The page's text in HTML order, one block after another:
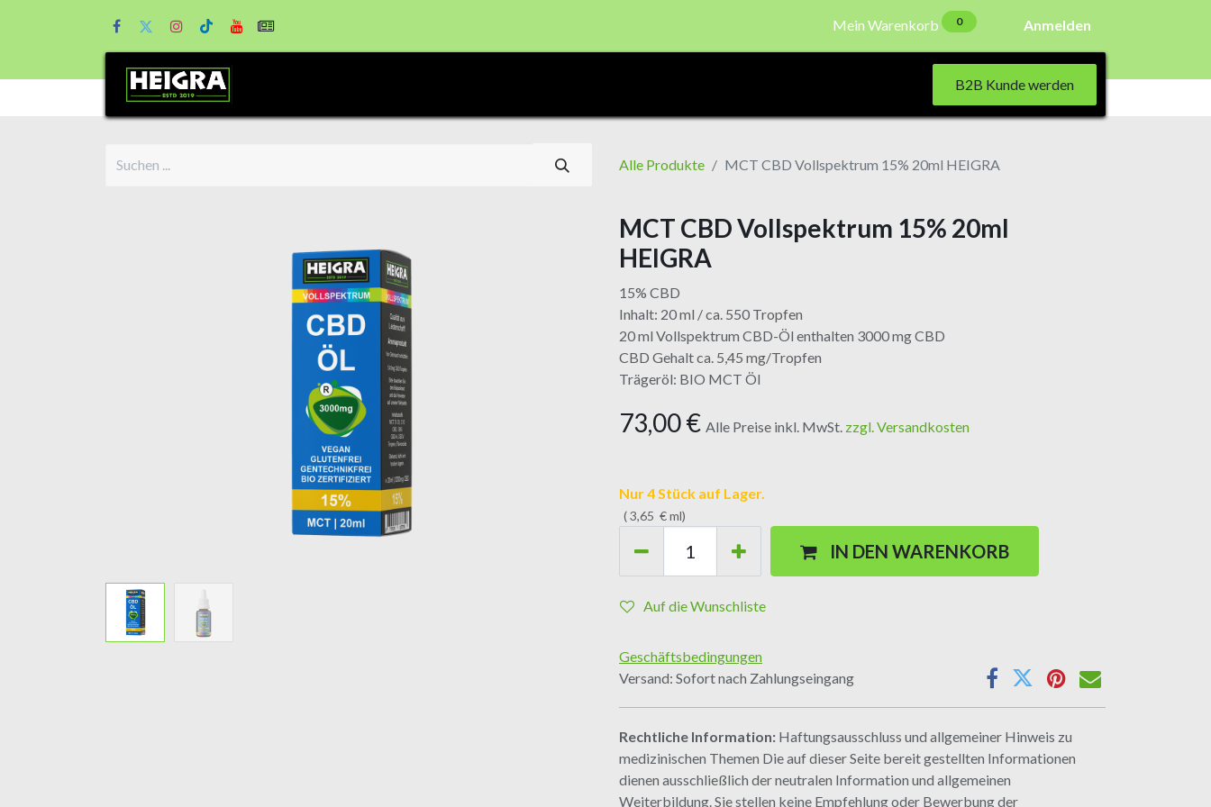
Mein Warenkorb 0 Anmelden
B2B Kunde werden
Alle Produkte MCT CBD Vollspektrum 15% 20ml HEIGRA
MCT CBD Vollspektrum 15% 20ml
HEIGRA
15% CBD
Inhalt: 20 ml / ca. 550 Tropfen
20 ml Vollspektrum CBD-Öl enthalten 3000 mg CBD
CBD Gehalt ca. 5,45 mg/Tropfen
Trägeröl: BIO MCT Öl
73,00€ Alle Preise inkl. MwSt. zzgl. Versandkosten
Nur 4 Stück auf Lager.
(3,65 €ml)
IN DEN WARENKORB
Auf die Wunschliste
Geschäftsbedingungen
Versand: Sofort nach Zahlungseingang
Rechtliche Information: Haftungsausschluss und allgemeiner Hinweis zu
medizinischen Themen Die auf dieser Seite bereit gestellten Informationen
dienen ausschließlich der neutralen Information und allgemeinen
Weiterbildung. Sie stellen keine Empfehlung oder Bewerbung der